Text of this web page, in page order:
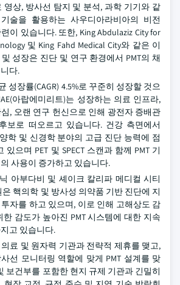
영상, 방사선 탐지 및 분석, 과학 기기와 같
술을 활용하는 사우디아라비아의 비전
이 있습니다. 또한, King Abdulaziz City for
및 King Fahd Medical City와 같은 이
성장은 진단 및 연구 환경에서 PMT의 채
다.
성장률(CAGR) 4.5%로 꾸준히 성장할 것으
아랍에미리트)는 성장하는 의료 인프라,
, 오랜 연구 헌신으로 인해 광전자 증배관
보로 떠오르고 있습니다. 건강 측면에서
학 및 신경학 분야의 고급 진단 능력에 점
있으며 PET 및 SPECT 스캔과 함께 PMT 기
사용이 증가하고 있습니다.
아부다비 및 셰이크 칼리파 메디컬 시티
핵의학 및 방사성 의약품 기반 진단에 지
자를 하고 있으며, 이로 인해 고해상도 감
한 감도가 높아진 PMT 시스템에 대한 지속
고 있습니다.
료 및 원자력 기관과 전략적 제휴를 맺고,
선 모니터링 역할에 맞게 PMT 설계를 맞
보건부를 포함한 현지 규제 기관과 긴밀히